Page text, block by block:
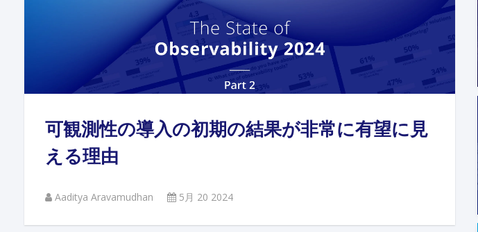
可観測性の導入の初期の結果が非常に有望に見
える理由
Aaditya Aravamudhan 5月 20 2024
August 01, 2024